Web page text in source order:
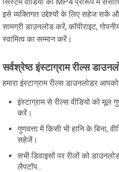
इसे व्यक्तिगत उद्देश्यों के लिए सहेज
सामग्री डाउनलोड करें, कॉपीराइट,
स्वामित्व का सम्मान करें।
सर्वश्रेष्ठ इंस्टाग्राम रील्स
हमारा इंस्टाग्राम रील्स डाउनलोडर
इंस्टाग्राम से रील्स वीडियो को मूल
करें।
गुणवत्ता में किसी भी हानि के बिना,
सहेजें।
सभी डिवाइसों पर रीलों को
लैपटॉप...